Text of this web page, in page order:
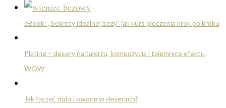
eBook: „Sekrety idealnej bezy” jak kurs pieczenia krok po kroku
Plating – desery na talerzu, kompozycja i tajemnice efektu
WOW
Jak łączyć zioła i owoce w deserach?